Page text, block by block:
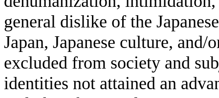
general dislike of the
Japan, Japanese culture, and/
excluded from society and
identities not attained an